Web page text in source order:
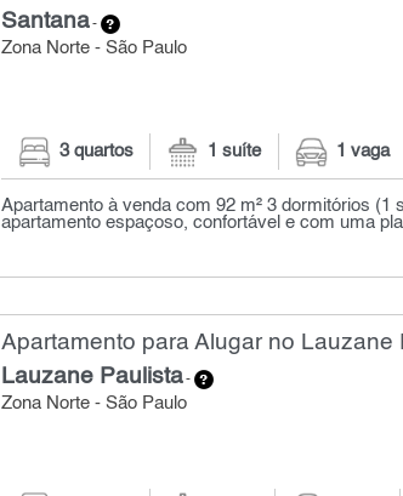
Santana-
Zona Norte - São Paulo
3 quartos 1 suíte 1 vaga
Apartamento à venda com 92 m² 3 dormitórios (1
apartamento espaçoso, confortável e com uma
Apartamento para Alugar no Lauzane
Lauzane Paulista-
Zona Norte - São Paulo